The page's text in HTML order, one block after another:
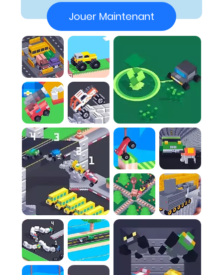
direction ajoute une couche de chaos
jubilatoire, transformant chaque tentative de
progression en un défi addictif grâce à ses
commandes à une seule touche.
Comment Jouer
Règles du jeu :
Règle 1 :L'objectif principal est de piloter votre
véhicule fragile et mal construit sur un terrain
difficile et dangereux sans vous écraser
lamentablement. La survie est la clé.
Règle 2 :
Vous ne pouvez pas diriger votre
engin, il suivra sa propre trajectoire erratique.
Préparez-vous à l'inattendu.
Règle 3 :Le contrôle de l'accélération et du
freinage est votre seul atout pour dompter la
piste et franchir les obstacles, les creux et les
pentes raides.
Règle 4 :Exploitez votre élan et chronométrez
judicieusement vos phases d'accélération et
de freinage pour progresser de manière fluide.
Règle 5 :Anticipez les rebonds imprévisibles, les
tonneaux potentiels et les réactions
chaotiques de votre véhicule face aux
inégalités du sol.
Règle 6 :
La maîtrise de l'équilibre instable de
Jouer Maintenant